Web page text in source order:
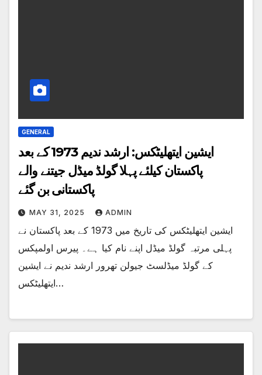
GENERAL
ایشین ایتھلیٹکس: ارشد ندیم 1973 کے بعد
پاکستان کیلئے پہلا گولڈ میڈل جیتنے والے
پاکستانی بن گئے
MAY 31, 2025 ADMIN
ایشین ایتھلیٹکس کی تاریخ میں 1973 کے بعد پاکستان نے
پہلی مرتبہ گولڈ میڈل اپنے نام کیا ہے۔ پیرس اولمپکس
کے گولڈ میڈلسٹ جیولن تھرور ارشد ندیم نے ایشین
ایتھلیٹکس…